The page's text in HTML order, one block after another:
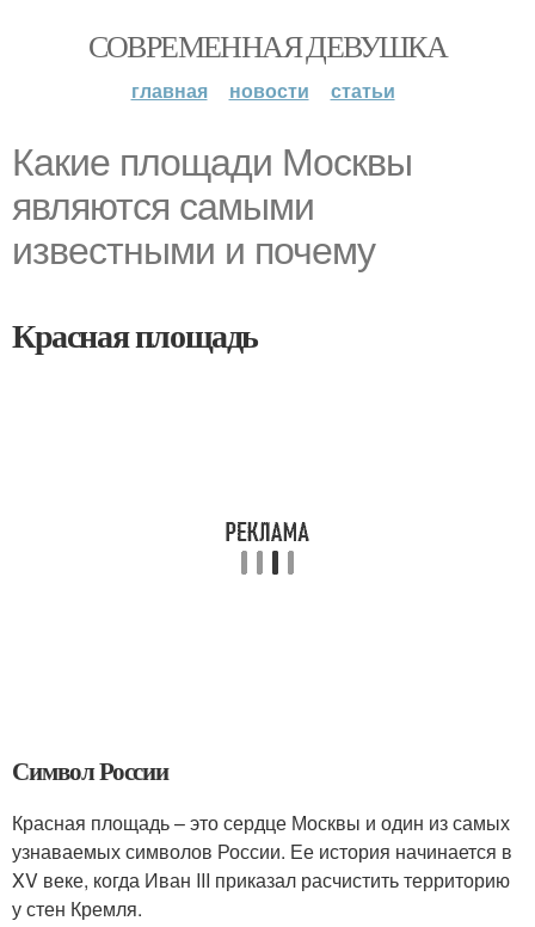
СОВРЕМЕННАЯ ДЕВУШКА
главная новости статьи
Какие площади Москвы
являются самыми
известными и почему
Красная площадь
Символ России
Красная площадь – это сердце Москвы и один из самых
узнаваемых символов России. Ее история начинается в
XV веке, когда Иван III приказал расчистить территорию
у стен Кремля.